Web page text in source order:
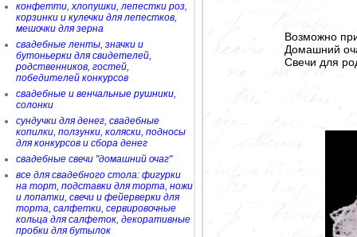
конфетти, хлопушки, лепестки роз,
корзинки и кулечки для лепестков,
мешочки для зерна
свадебные ленты, значки и
бутоньерки для свидетелей,
родственников, гостей,
победителей конкурсов
свадебные и венчальные рушники,
солонки
сундучки для денег, свадебные
копилки, ползунки, коляски, подносы
для конкурсов и сбора денег
свадебные свечи "домашний очаг"
все для свадебного стола: фигурки
на торт, подставки для торта, ножи
и лопатки, свечи и фейерверки для
торта, салфетки, сервировочные
кольца для салфеток, декоративные
пробки для бутылок
Возможно
Домашний
Свечи для